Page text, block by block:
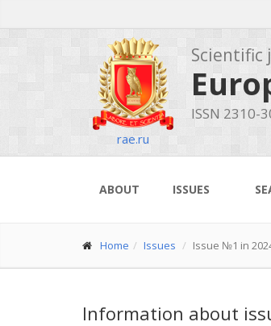
rae.ru
Scientific
ISSN 2310-
ABOUT ISSUES
Home Issues Issue №1 in
Information about